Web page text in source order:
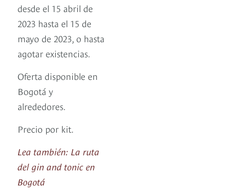
desde el 15 abril de
2023 hasta el 15 de
mayo de 2023, o hasta
agotar existencias.
Oferta disponible en
Bogotá y
alrededores.
Precio por kit.
Lea también: La ruta
del gin and tonic en
Bogotá